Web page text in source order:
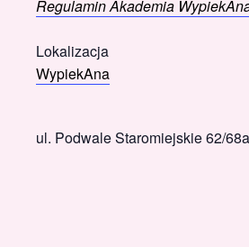
Regulamin Akademia
Lokalizacja
WypiekAna
ul. Podwale Staromiejskie 62/